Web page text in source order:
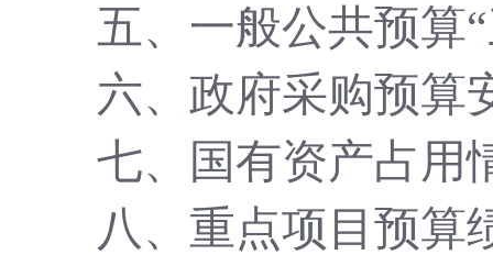
五、一般公共预算
六、政府采购预算
七、国有资产占用
八、重点项目预算